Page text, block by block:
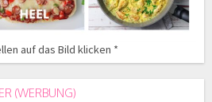
auf das Bild klicken *
(WERBUNG)